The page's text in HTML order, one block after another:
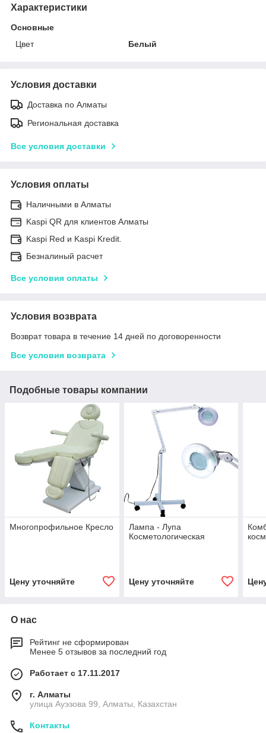
Характеристики
Основные
Цвет
Белый
Условия доставки
Доставка по Алматы
Региональная доставка
Все условия доставки
Условия оплаты
Наличными в Алматы
Kaspi QR для клиентов Алматы
Kaspi Red и Kaspi Kredit.
Безналиный расчет
Все условия оплаты
Условия возврата
Возврат товара в течение 14 дней по договоренности
Все условия возврата
Подобные товары компании
Многопрофильное Кресло
Цену уточняйте
Лампа - Лупа
Косметологическая
Цену уточняйте
О нас
Рейтинг не сформирован
Менее 5 отзывов за последний год
Работает с 17.11.2017
г. Алматы
улица Ауэзова 99, Алматы, Казахстан
Контакты